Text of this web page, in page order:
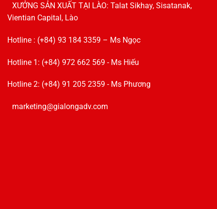
XƯỞNG SẢN XUẤT TẠI LÀO: Talat Sikhay, Sisatanak,
Vientian Capital, Lào
Hotline : (+84) 93 184 3359 – Ms Ngọc
Hotline 1: (+84) 972 662 569 - Ms Hiếu
Hotline 2: (+84) 91 205 2359 - Ms Phương
marketing@gialongadv.com